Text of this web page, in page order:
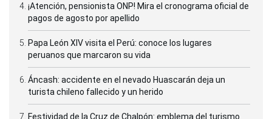
¡Atención, pensionista ONP! Mira el cronograma oficial de
pagos de agosto por apellido
Papa León XIV visita el Perú: conoce los lugares
peruanos que marcaron su vida
Áncash: accidente en el nevado Huascarán deja un
turista chileno fallecido y un herido
Festividad de la Cruz de Chalpón: emblema del turismo